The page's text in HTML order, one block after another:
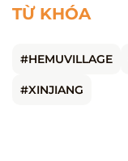
TỪ KHÓA
#HEMUVILLAGE
#XINJIANG